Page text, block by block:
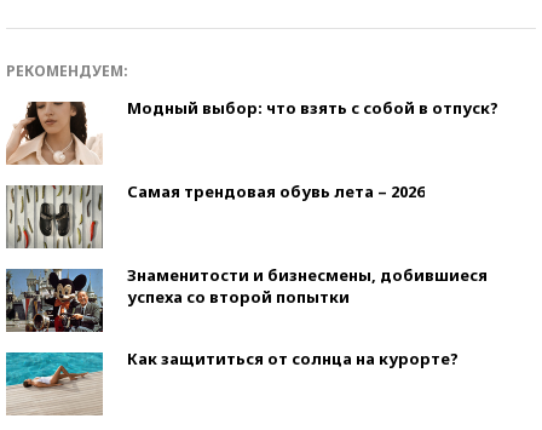
РЕКОМЕНДУЕМ:
Модный выбор: что взять с собой в отпуск?
Самая трендовая обувь лета – 2026
Знаменитости и бизнесмены, добившиеся
успеха со второй попытки
Как защититься от солнца на курорте?